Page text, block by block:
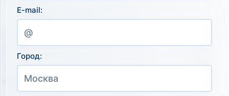
E-mail:
Город: